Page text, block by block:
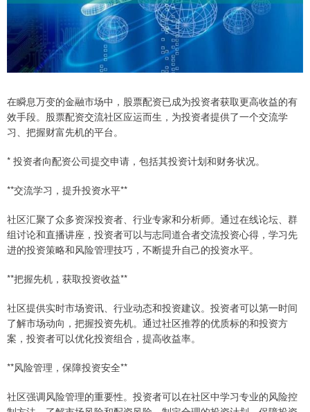
在瞬息万变的金融市场中，股票配资已成为投资者获取更高收益的有
效手段。股票配资交流社区应运而生，为投资者提供了一个交流学
习、把握财富先机的平台。
* 投资者向配资公司提交申请，包括其投资计划和财务状况。
**交流学习，提升投资水平**
社区汇聚了众多资深投资者、行业专家和分析师。通过在线论坛、群
组讨论和直播讲座，投资者可以与志同道合者交流投资心得，学习先
进的投资策略和风险管理技巧，不断提升自己的投资水平。
**把握先机，获取投资收益**
社区提供实时市场资讯、行业动态和投资建议。投资者可以第一时间
了解市场动向，把握投资先机。通过社区推荐的优质标的和投资方
案，投资者可以优化投资组合，提高收益率。
**风险管理，保障投资安全**
社区强调风险管理的重要性。投资者可以在社区中学习专业的风险控